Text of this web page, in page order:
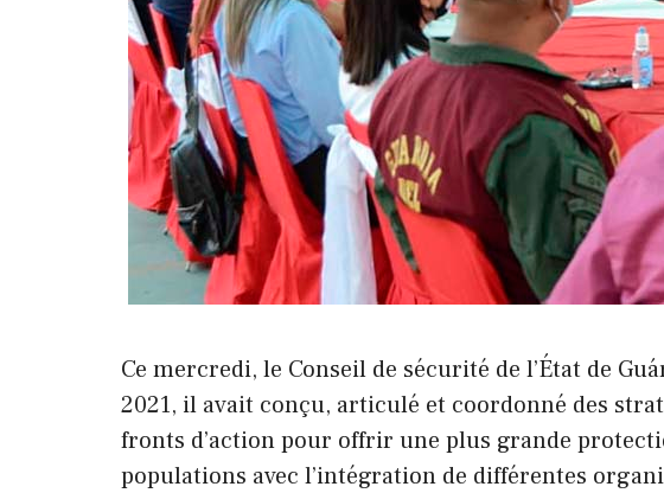
Ce mercredi, le Conseil de sécurité de l’État de
2021, il avait conçu, articulé et coordonné des
fronts d’action pour offrir une plus grande
populations avec l’intégration de différentes